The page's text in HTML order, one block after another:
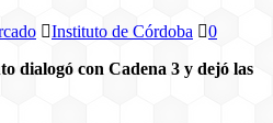
Instituto de Córdoba
0
dialogó con Cadena 3 y dejó las